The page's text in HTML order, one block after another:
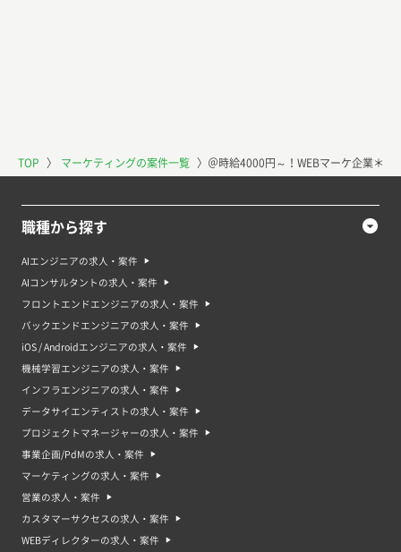
TOP 〉 マーケティングの案件一覧 〉 ＠時給4000円～！WEBマーケ企業＊
職種から探す
AIエンジニアの求人・案件
AIコンサルタントの求人・案件
フロントエンドエンジニアの求人・案件
バックエンドエンジニアの求人・案件
iOS / Androidエンジニアの求人・案件
機械学習エンジニアの求人・案件
インフラエンジニアの求人・案件
データサイエンティストの求人・案件
プロジェクトマネージャーの求人・案件
事業企画/PdMの求人・案件
マーケティングの求人・案件
営業の求人・案件
カスタマーサクセスの求人・案件
WEBディレクターの求人・案件